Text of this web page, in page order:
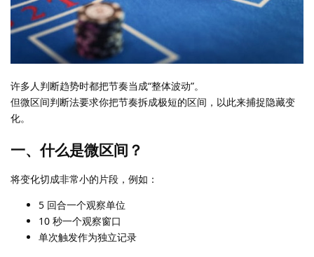
许多人判断趋势时都把节奏当成“整体波动”。
但微区间判断法要求你把节奏拆成极短的区间，以此来捕捉隐藏变
化。
一、什么是微区间？
将变化切成非常小的片段，例如：
5 回合一个观察单位
10 秒一个观察窗口
单次触发作为独立记录